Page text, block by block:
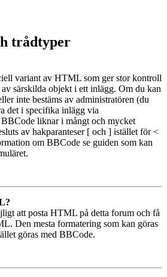
trådtyper
variant av HTML som ger stor kontroll
särskilda objekt i ett inlägg. Om du kan
inte bestäms av administratören (du
det i specifika inlägg via
liknar i mångt och mycket
av hakparanteser [ och ] istället för <
om BBCode se guiden som kan
att posta HTML på detta forum och få
Den mesta formatering som kan göras
göras med BBCode.